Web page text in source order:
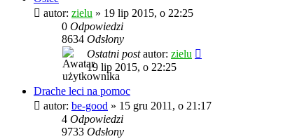
autor: zielu » 19 lip 2015, o 22:25
0 Odpowiedzi
8634 Odsłony
Ostatni postautor: zielu
19 lip 2015, o 22:25
Drache leci na pomoc
autor: be-good » 15 gru 2011, o 21:17
4 Odpowiedzi
9733 Odsłony